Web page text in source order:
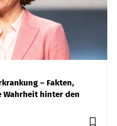
– Fakten,
hinter den